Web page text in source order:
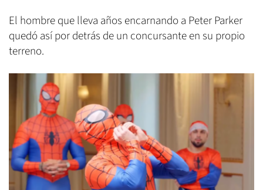
El hombre que lleva años encarnando a Peter Parker
quedó así por detrás de un concursante en su propio
terreno.